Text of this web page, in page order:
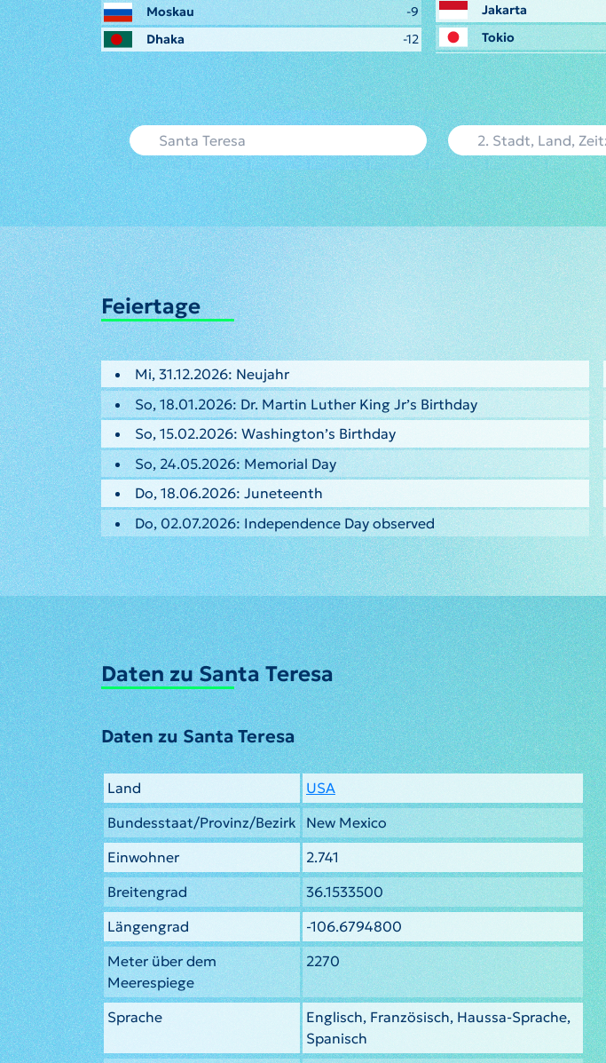
Moskau
-9
Dhaka
-12
Jakarta
Tokio
Feiertage
Mi, 31.12.2026: Neujahr
So, 18.01.2026: Dr. Martin Luther King Jr’s Birthday
So, 15.02.2026: Washington’s Birthday
So, 24.05.2026: Memorial Day
Do, 18.06.2026: Juneteenth
Do, 02.07.2026: Independence Day observed
Daten zu Santa Teresa
Daten zu Santa Teresa
Land
USA
Bundesstaat/Provinz/Bezirk New Mexico
Einwohner
2.741
Breitengrad
36.1533500
Längengrad
-106.6794800
Meter über dem
Meerespiege
2270
Sprache
Englisch, Französisch, Haussa-Sprache,
Spanisch